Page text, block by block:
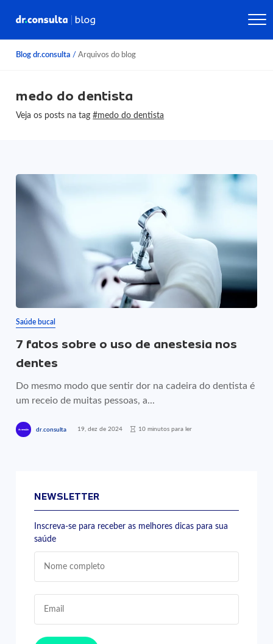
Blog dr.consulta / Arquivos do blog
medo do dentista
Veja os posts na tag#medo do dentista
Saúde bucal
7 fatos sobre o uso de anestesia nos
dentes
Do mesmo modo que sentir dor na cadeira do dentista é
um receio de muitas pessoas, a...
dr.consulta 19, dez de 2024 10 minutos para ler
NEWSLETTER
Inscreva-se para receber as melhores dicas para sua
saúde